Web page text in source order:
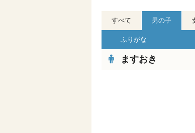
すべて 男の子
ふりがな
ますおき